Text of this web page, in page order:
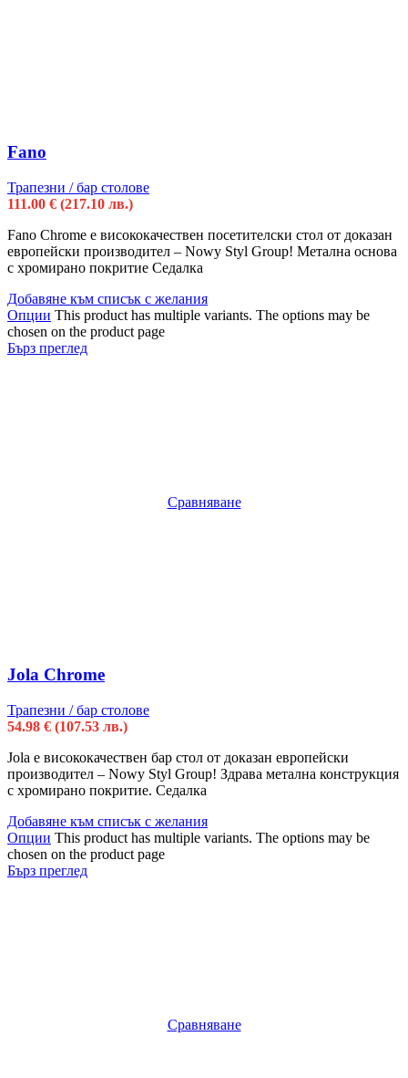
Fano
Трапезни / бар столове
111.00 € (217.10 лв.)
Fano Chrome e висококачествен посетителски стол от доказан
европейски производител – Nowy Styl Group! Метална основа
с хромирано покритие Седалка
Добавяне към списък с желания
Опции This product has multiple variants. The options may be
chosen on the product page
Бърз преглед
Сравняване
Jola Chrome
Трапезни / бар столове
54.98 € (107.53 лв.)
Jola e висококачествен бар стол от доказан европейски
производител – Nowy Styl Group! Здрава метална конструкция
с хромирано покритие. Седалка
Добавяне към списък с желания
Опции This product has multiple variants. The options may be
chosen on the product page
Бърз преглед
Сравняване